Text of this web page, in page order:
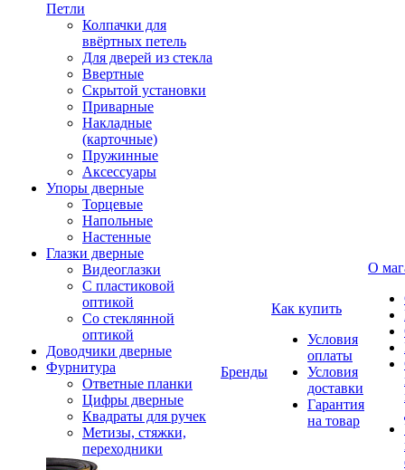
Петли
Колпачки для
ввёртных петель
Для дверей из стекла
Ввертные
Скрытой установки
Приварные
Накладные
(карточные)
Пружинные
Аксессуары
Упоры дверные
Торцевые
Напольные
Настенные
Глазки дверные
Видеоглазки
С пластиковой
оптикой
Со стеклянной
оптикой
Доводчики дверные
Фурнитура
Ответные планки
Цифры дверные
Квадраты для ручек
Метизы, стяжки,
переходники
Бренды
Как купить
Условия
оплаты
Условия
доставки
Гарантия
на товар
О